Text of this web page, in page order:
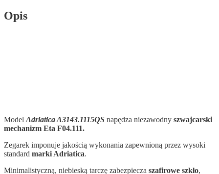
Opis
Model Adriatica A3143.1115QS napędza niezawodny szwajcarski
mechanizm Eta F04.111.
Zegarek imponuje jakością wykonania zapewnioną przez wysoki
standard marki Adriatica.
Minimalistyczną, niebieską tarczę zabezpiecza szafirowe szkło,